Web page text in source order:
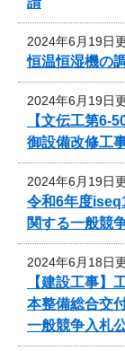
2024年6月19日
恒温恒湿機の
2024年6月19日
【文伝工第6-
御設備改修工
2024年6月19日
令和6年度
関する一般競
2024年6月18日
【建設工事
本整備総合交
一般競争入札